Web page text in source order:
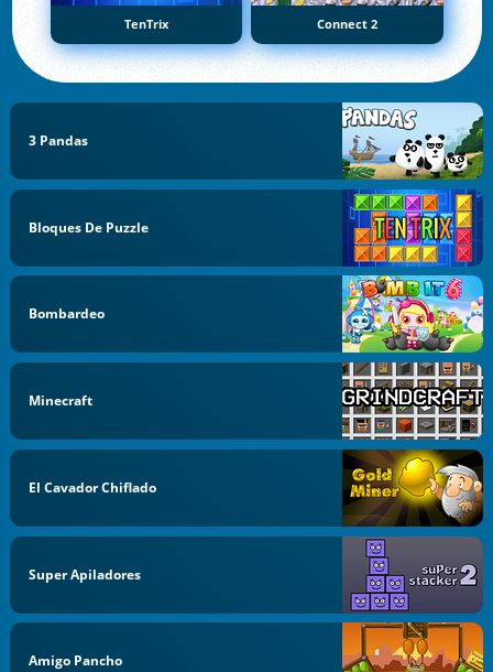
TenTrix Connect 2
3 Pandas
Bloques De Puzzle
Bombardeo
Minecraft
El Cavador Chiflado
Super Apiladores
Amigo Pancho